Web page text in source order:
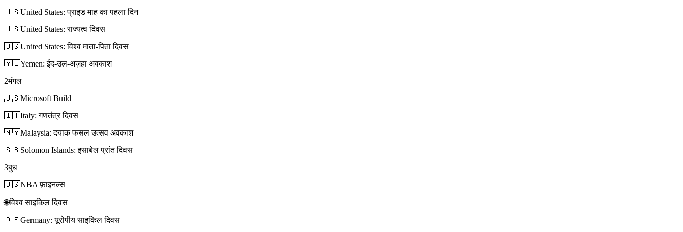
🇺🇸United States: प्राइड माह का पहला दिन
🇺🇸United States: राज्यत्व दिवस
🇺🇸United States: विश्व माता-पिता दिवस
🇾🇪Yemen: ईद-उल-अज़हा अवकाश
2मंगल
🇺🇸Microsoft Build
🇮🇹Italy: गणतंत्र दिवस
🇲🇾Malaysia: दयाक फसल उत्सव अवकाश
🇸🇧Solomon Islands: इसाबेल प्रांत दिवस
3बुध
🇺🇸NBA फ़ाइनल्स
🌐विश्व साइकिल दिवस
🇩🇪Germany: यूरोपीय साइकिल दिवस